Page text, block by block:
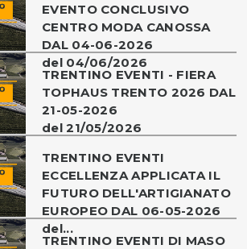
EVENTO CONCLUSIVO
CENTRO MODA CANOSSA
DAL 04-06-2026
del 04/06/2026
TRENTINO EVENTI - FIERA
TOPHAUS TRENTO 2026 DAL
21-05-2026
del 21/05/2026
TRENTINO EVENTI
ECCELLENZA APPLICATA IL
FUTURO DELL'ARTIGIANATO
EUROPEO DAL 06-05-2026
del...
TRENTINO EVENTI DI MASO